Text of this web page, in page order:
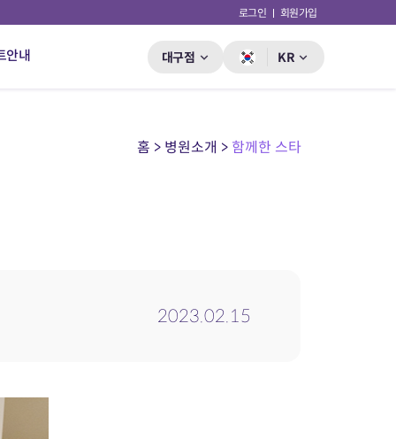
로그인 회원가입
안내 대구점 KR
홈 > 병원소개 > 함께한 스타
2023.02.15